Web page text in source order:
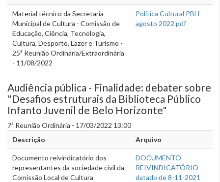
Material técnico da Secretaria
Municipal de Cultura - Comissão de
Educação, Ciência, Tecnologia,
Cultura, Desporto, Lazer e Turismo -
25ª Reunião Ordinária/Extraordinária
- 11/08/2022
Política Cultural PBH -
agosto 2022.pdf
Audiência pública - Finalidade: debater sobre
"Desafios estruturais da Biblioteca Público
Infanto Juvenil de Belo Horizonte"
7ª Reunião Ordinária - 17/03/2022 13:00
Descrição
Arquivo
Documento reivindicatório dos
representantes da sociedade cívil da
Comissão Local de Cultura
DOCUMENTO
REIVINDICATÓRIO
datado de 8-11-2021